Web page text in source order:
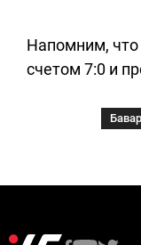
Напомним, что
счетом 7:0 и